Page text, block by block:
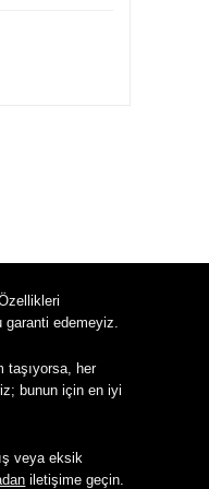
edemeyiz.
taşıyorsa, her
bunun için en iyi
veya eksik
iletişime geçin.